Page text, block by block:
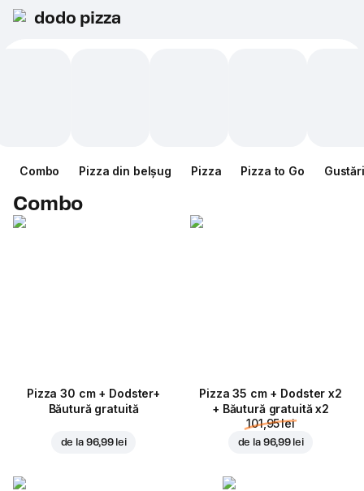
dodo pizza
Combo Pizza din belșug Pizza Pizza to Go Gustări
Combo
Pizza 30 cm + Dodster+
Băutură gratuită
de la 96,99 lei
Pizza 35 cm + Dodster x2
+ Băutură gratuită x2
101,95 lei
de la 96,99 lei